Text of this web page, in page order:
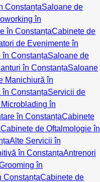
ConstanțaSaloane de
în
în ConstanțaCabinete de
de Evenimente în
ConstanțaSaloane de
în ConstanțaSaloane
Manichiură în
ConstanțaServicii de
în
în ConstanțaCabinete
Cabinete de Oftalmologie în
Alte Servicii în
în ConstanțaAntrenori
în
ConstanțaCabinete de